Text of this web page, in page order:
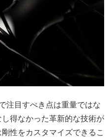
注目すべき点は重量ではな
得なかった革新的な技術が
性をカスタマイズできるこ